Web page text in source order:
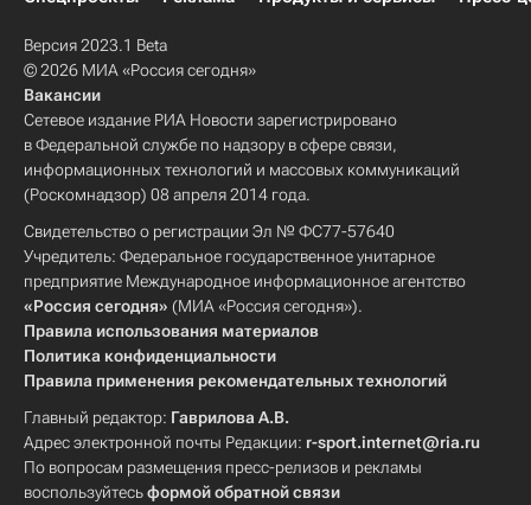
Версия 2023.1 Beta
© 2026 МИА «Россия сегодня»
Вакансии
Сетевое издание РИА Новости зарегистрировано
в Федеральной службе по надзору в сфере связи,
информационных технологий и массовых коммуникаций
(Роскомнадзор) 08 апреля 2014 года.
Свидетельство о регистрации Эл № ФС77-57640
Учредитель: Федеральное государственное унитарное
предприятие Международное информационное агентство
«Россия сегодня» (МИА «Россия сегодня»).
Правила использования материалов
Политика конфиденциальности
Правила применения рекомендательных технологий
Главный редактор: Гаврилова А.В.
Адрес электронной почты Редакции: r-sport.internet@ria.ru
По вопросам размещения пресс-релизов и рекламы
воспользуйтесьформой обратной связи